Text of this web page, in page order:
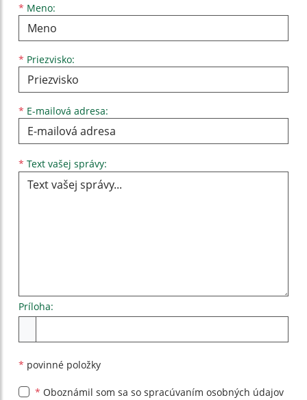
* Meno:
Meno
* Priezvisko:
Priezvisko
* E-mailová adresa:
E-mailová adresa
* Text vašej správy:
Príloha:
* povinné položky
* Oboznámil som sa so spracúvaním osobných údajov